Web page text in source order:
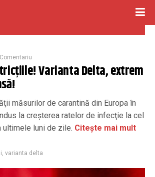
Varianta Delta, extrem
măsurilor de carantină din Europa în
la creşterea ratelor de infecţie la cel
ultimele luni de zile. Citește mai mult
, varianta delta